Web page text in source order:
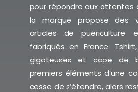
pour répondre aux attentes
la marque propose des
articles de puériculture
fabriqués en France.
gigoteuses et cape de
premiers éléments d’une
cesse de s’étendre, alors